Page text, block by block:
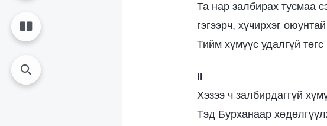
Та нар залбирах тусмаа
гэгээрч, хүчирхэг
Тийм хүмүүс удалгүй
II
Хэзээ ч залбирдаггүй
Тэд Бурханаар